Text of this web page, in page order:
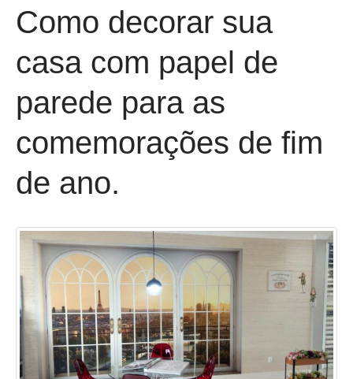
Como decorar sua
casa com papel de
parede para as
comemorações de fim
de ano.